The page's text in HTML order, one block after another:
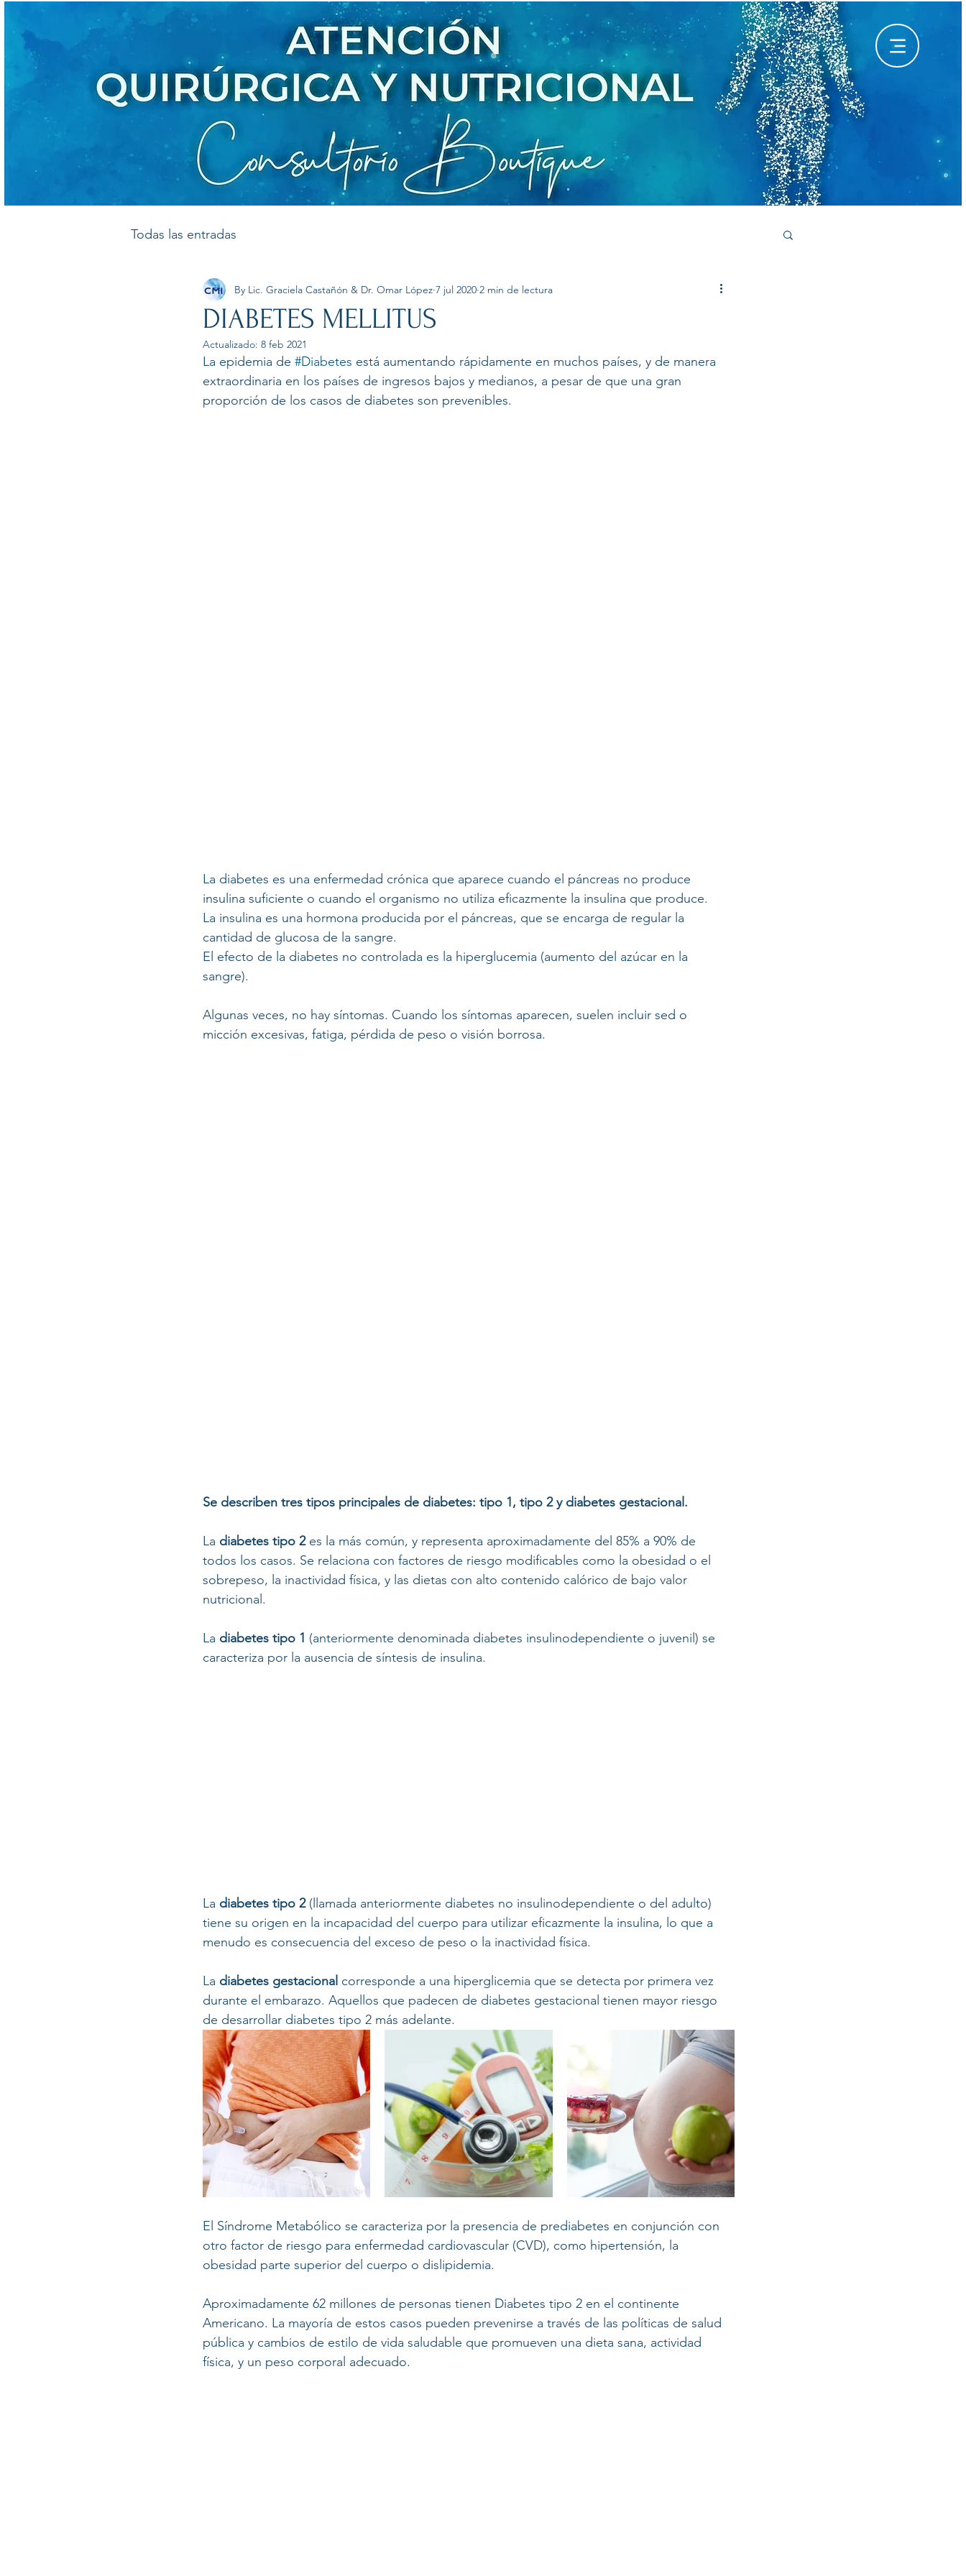
Todas las entradas
DIABETES MELLITUS
By Lic. Graciela Castañón & Dr. Omar López 7 jul 2020 2 min de lectura
Actualizado: 8 feb 2021
La epidemia de #Diabetes está aumentando rápidamente en muchos países, y de manera
extraordinaria en los países de ingresos bajos y medianos, a pesar de que una gran
proporción de los casos de diabetes son prevenibles.
La diabetes es una enfermedad crónica que aparece cuando el páncreas no produce
insulina suficiente o cuando el organismo no utiliza eficazmente la insulina que produce.
La insulina es una hormona producida por el páncreas, que se encarga de regular la
cantidad de glucosa de la sangre.
El efecto de la diabetes no controlada es la hiperglucemia (aumento del azúcar en la
sangre).
Algunas veces, no hay síntomas. Cuando los síntomas aparecen, suelen incluir sed o
micción excesivas, fatiga, pérdida de peso o visión borrosa.
Se describen tres tipos principales de diabetes: tipo 1, tipo 2 y diabetes gestacional.
La diabetes tipo 2 es la más común, y representa aproximadamente del 85% a 90% de
todos los casos. Se relaciona con factores de riesgo modificables como la obesidad o el
sobrepeso, la inactividad física, y las dietas con alto contenido calórico de bajo valor
nutricional.
La diabetes tipo 1 (anteriormente denominada diabetes insulinodependiente o juvenil) se
caracteriza por la ausencia de síntesis de insulina.
La diabetes tipo 2 (llamada anteriormente diabetes no insulinodependiente o del adulto)
tiene su origen en la incapacidad del cuerpo para utilizar eficazmente la insulina, lo que a
menudo es consecuencia del exceso de peso o la inactividad física.
La diabetes gestacional corresponde a una hiperglicemia que se detecta por primera vez
durante el embarazo. Aquellos que padecen de diabetes gestacional tienen mayor riesgo
de desarrollar diabetes tipo 2 más adelante.
El Síndrome Metabólico se caracteriza por la presencia de prediabetes en conjunción con
otro factor de riesgo para enfermedad cardiovascular (CVD), como hipertensión, la
obesidad parte superior del cuerpo o dislipidemia.
Aproximadamente 62 millones de personas tienen Diabetes tipo 2 en el continente
Americano. La mayoría de estos casos pueden prevenirse a través de las políticas de salud
pública y cambios de estilo de vida saludable que promueven una dieta sana, actividad
física, y un peso corporal adecuado.